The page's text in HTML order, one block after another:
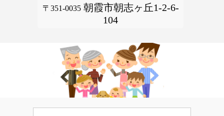
〒351-0035朝霞市朝志ヶ丘1-2-6-
104